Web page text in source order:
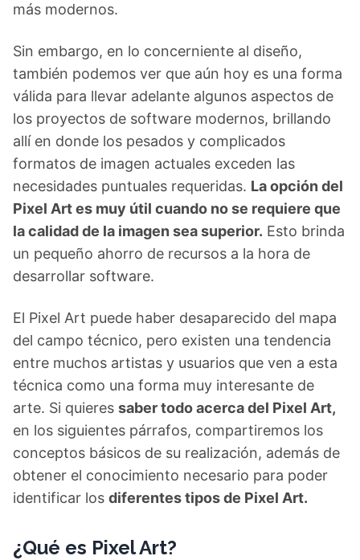
más modernos.
Sin embargo, en lo concerniente al diseño,
también podemos ver que aún hoy es una forma
válida para llevar adelante algunos aspectos de
los proyectos de software modernos, brillando
allí en donde los pesados y complicados
formatos de imagen actuales exceden las
necesidades puntuales requeridas. La opción del
Pixel Art es muy útil cuando no se requiere que
la calidad de la imagen sea superior. Esto brinda
un pequeño ahorro de recursos a la hora de
desarrollar software.
El Pixel Art puede haber desaparecido del mapa
del campo técnico, pero existen una tendencia
entre muchos artistas y usuarios que ven a esta
técnica como una forma muy interesante de
arte. Si quieres saber todo acerca del Pixel Art,
en los siguientes párrafos, compartiremos los
conceptos básicos de su realización, además de
obtener el conocimiento necesario para poder
identificar los diferentes tipos de Pixel Art.
¿Qué es Pixel Art?